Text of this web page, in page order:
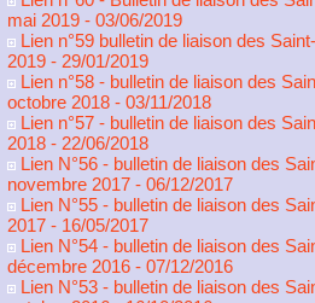
mai 2019 - 03/06/2019
Lien n°59 bulletin de liaison des
2019 - 29/01/2019
Lien n°58 - bulletin de liaison des
octobre 2018 - 03/11/2018
Lien n°57 - bulletin de liaison des
2018 - 22/06/2018
Lien N°56 - bulletin de liaison des
novembre 2017 - 06/12/2017
Lien N°55 - bulletin de liaison des
2017 - 16/05/2017
Lien N°54 - bulletin de liaison des
décembre 2016 - 07/12/2016
Lien N°53 - bulletin de liaison des